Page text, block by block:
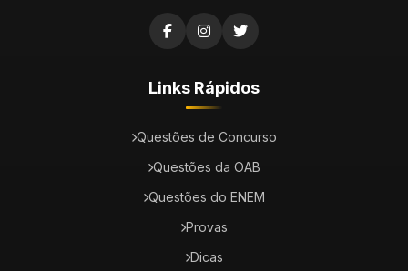
Links Rápidos
Questões de Concurso
Questões da OAB
Questões do ENEM
Provas
Dicas